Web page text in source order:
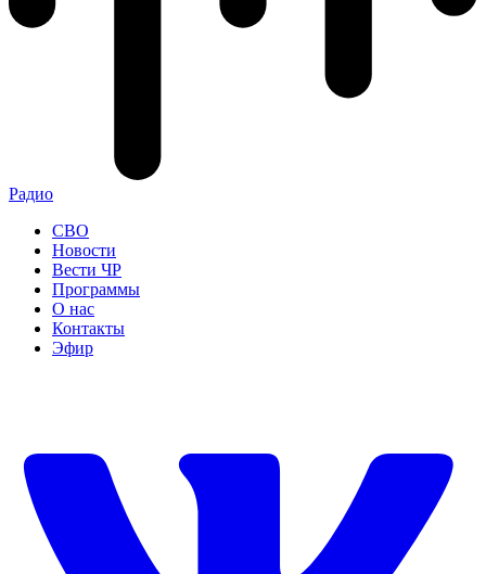
Радио
СВО
Новости
Вести ЧР
Программы
О нас
Контакты
Эфир